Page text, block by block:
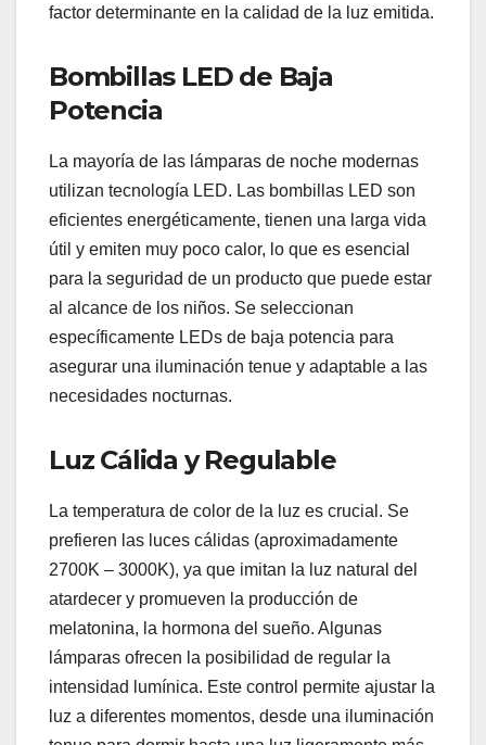
factor determinante en la calidad de la luz emitida.
Bombillas LED de Baja
Potencia
La mayoría de las lámparas de noche modernas
utilizan tecnología LED. Las bombillas LED son
eficientes energéticamente, tienen una larga vida
útil y emiten muy poco calor, lo que es esencial
para la seguridad de un producto que puede estar
al alcance de los niños. Se seleccionan
específicamente LEDs de baja potencia para
asegurar una iluminación tenue y adaptable a las
necesidades nocturnas.
Luz Cálida y Regulable
La temperatura de color de la luz es crucial. Se
prefieren las luces cálidas (aproximadamente
2700K – 3000K), ya que imitan la luz natural del
atardecer y promueven la producción de
melatonina, la hormona del sueño. Algunas
lámparas ofrecen la posibilidad de regular la
intensidad lumínica. Este control permite ajustar la
luz a diferentes momentos, desde una iluminación